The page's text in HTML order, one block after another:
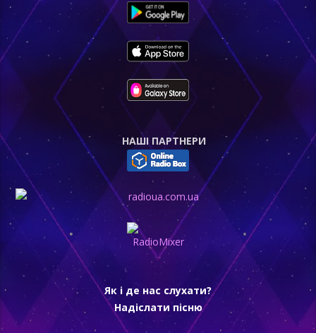
НАШI ПАРТНЕРИ
Як і де нас слухати?
Надіслати пісню